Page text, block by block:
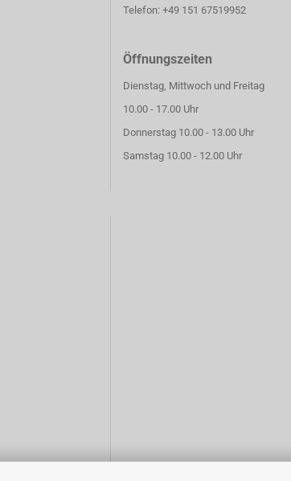
Telefon: +49 151 67519952
Öffnungszeiten
Dienstag, Mittwoch und Freitag
10.00 - 17.00 Uhr
Donnerstag 10.00 - 13.00 Uhr
Samstag 10.00 - 12.00 Uhr